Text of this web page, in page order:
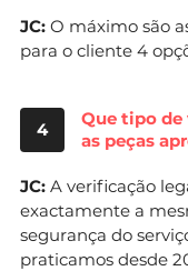
JC: O máximo são
para o cliente 4
4
Que tipo
as peças
JC: A verificação
exactamente a
segurança do
praticamos desde